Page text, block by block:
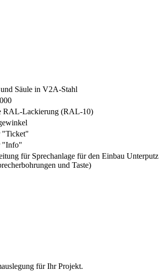
Säule in V2A-Stahl
RAL-Lackierung (RAL-10)
"Ticket"
"Info"
für Sprechanlage für den Einbau Unterputz
und Taste)
für Ihr Projekt.